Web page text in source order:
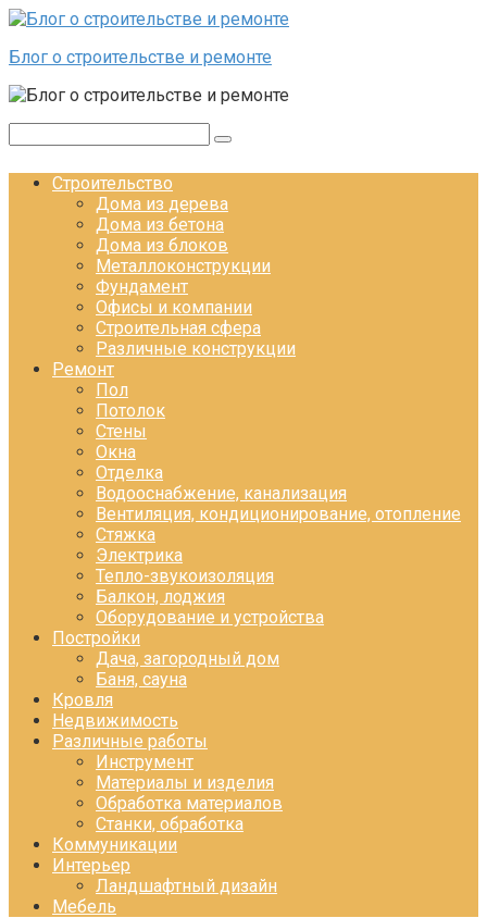
Перейти к контенту
Блог о строительстве и ремонте
Строительство
Дома из дерева
Дома из бетона
Дома из блоков
Металлоконструкции
Фундамент
Офисы и компании
Строительная сфера
Различные конструкции
Ремонт
Пол
Потолок
Стены
Окна
Отделка
Водооснабжение, канализация
Вентиляция, кондиционирование, отопление
Стяжка
Электрика
Тепло-звукоизоляция
Балкон, лоджия
Оборудование и устройства
Постройки
Дача, загородный дом
Баня, сауна
Кровля
Недвижимость
Различные работы
Инструмент
Материалы и изделия
Обработка материалов
Станки, обработка
Коммуникации
Интерьер
Ландшафтный дизайн
Мебель